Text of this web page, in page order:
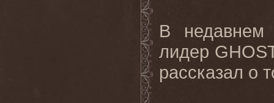
В недавнем
лидер
рассказал о